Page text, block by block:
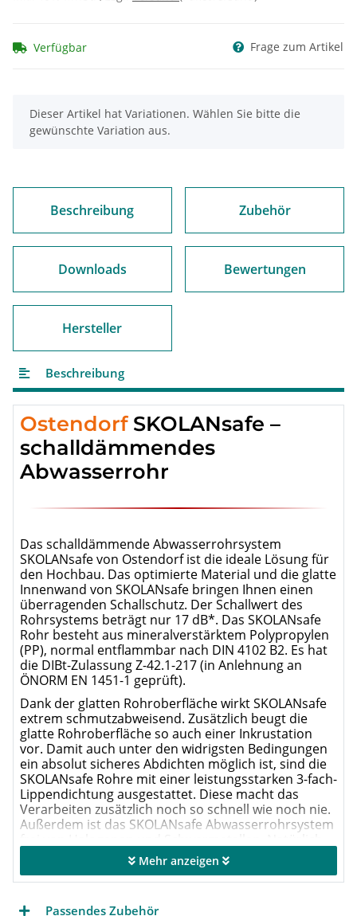
Verfügbar Frage zum Artikel
x
Dieser Artikel hat Variationen. Wählen Sie bitte die
gewünschte Variation aus.
Beschreibung Zubehör
Downloads Bewertungen
Hersteller
Beschreibung
OstendorfSKOLANsafe –
schalldämmendes
Abwasserrohr
Das schalldämmende Abwasserrohrsystem
SKOLANsafe von Ostendorf ist die ideale Lösung für
den Hochbau. Das optimierte Material und die glatte
Innenwand von SKOLANsafe bringen Ihnen einen
überragenden Schallschutz. Der Schallwert des
Rohrsystems beträgt nur 17 dB*. Das SKOLANsafe
Rohr besteht aus mineralverstärktem Polypropylen
(PP), normal entflammbar nach DIN 4102 B2. Es hat
die DIBt-Zulassung Z-42.1-217 (in Anlehnung an
ÖNORM EN 1451-1 geprüft).
Dank der glatten Rohroberfläche wirkt SKOLANsafe
extrem schmutzabweisend. Zusätzlich beugt die
glatte Rohroberfläche so auch einer Inkrustation
vor. Damit auch unter den widrigsten Bedingungen
ein absolut sicheres Abdichten möglich ist, sind die
SKOLANsafe Rohre mit einer leistungsstarken 3-fach-
Lippendichtung ausgestattet. Diese macht das
Verarbeiten zusätzlich noch so schnell wie noch nie.
Außerdem ist das SKOLANsafe Abwasserrohrsystem
ist es auch zu 100% recyclefähig.
Voll kompatibel:Das neue SKOLANsafe Rohr ist
kompatibel.
Mehr anzeigen
Passendes Zubehör